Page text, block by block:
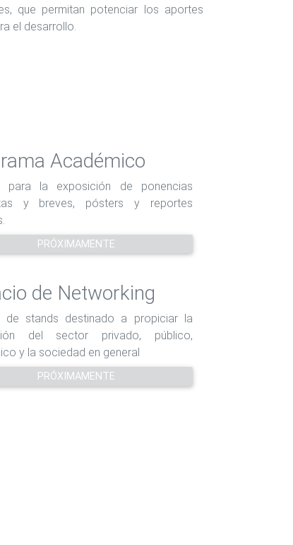
que permitan potenciar los aportes
el desarrollo.
Académico
para la exposición de ponencias
y breves, pósters y reportes
PRÓXIMAMENTE
de Networking
de stands destinado a propiciar la
del sector privado, público,
y la sociedad en general
PRÓXIMAMENTE